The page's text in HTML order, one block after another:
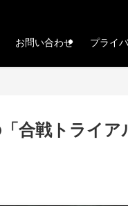
お問い合わせ プライ
合戦トライア